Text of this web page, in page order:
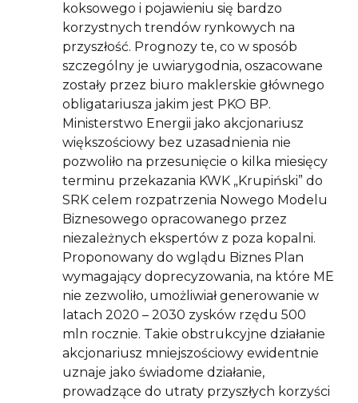
koksowego i pojawieniu się bardzo
korzystnych trendów rynkowych na
przyszłość. Prognozy te, co w sposób
szczególny je uwiarygodnia, oszacowane
zostały przez biuro maklerskie głównego
obligatariusza jakim jest PKO BP.
Ministerstwo Energii jako akcjonariusz
większościowy bez uzasadnienia nie
pozwoliło na przesunięcie o kilka miesięcy
terminu przekazania KWK „Krupiński” do
SRK celem rozpatrzenia Nowego Modelu
Biznesowego opracowanego przez
niezależnych ekspertów z poza kopalni.
Proponowany do wglądu Biznes Plan
wymagający doprecyzowania, na które ME
nie zezwoliło, umożliwiał generowanie w
latach 2020 – 2030 zysków rzędu 500
mln rocznie. Takie obstrukcyjne działanie
akcjonariusz mniejszościowy ewidentnie
uznaje jako świadome działanie,
prowadzące do utraty przyszłych korzyści